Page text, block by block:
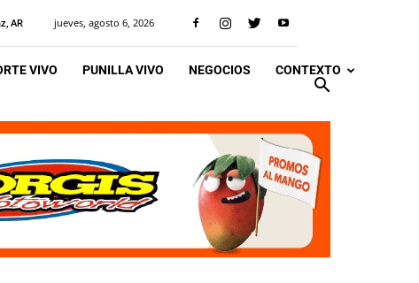
AR jueves, agosto 6, 2026
VIVO PUNILLA VIVO NEGOCIOS CONTEXTO